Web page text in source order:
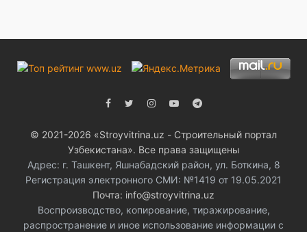
© 2021-2026 «Stroyvitrina.uz - Строительный портал
Узбекистана». Все права защищены
Адрес: г. Ташкент, Яшнабадский район, ул. Боткина, 8
Регистрация электронного СМИ: №1419 от 19.05.2021
Почта: info@stroyvitrina.uz
Воспроизводство, копирование, тиражирование,
распространение и иное использование информации с